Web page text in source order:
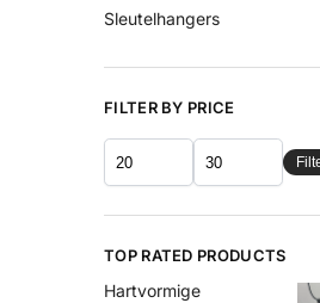
Sleutelhangers
FILTER BY PRICE
TOP RATED PRODUCTS
Hartvormige